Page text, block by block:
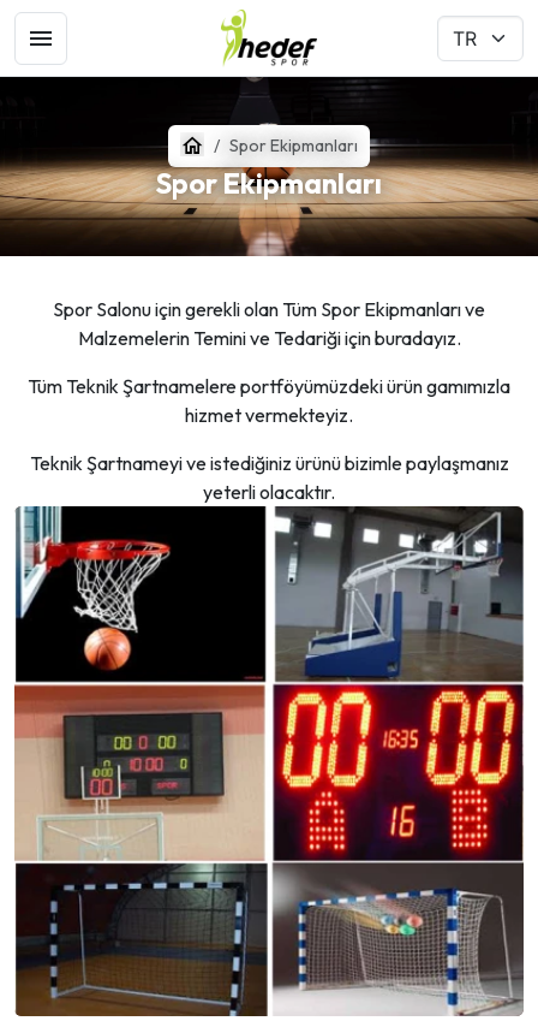
Spor Ekipmanları
Spor Ekipmanları
Spor Salonu için gerekli olan Tüm Spor Ekipmanları ve
Malzemelerin Temini ve Tedariği için buradayız.
Tüm Teknik Şartnamelere portföyümüzdeki ürün gamımızla
hizmet vermekteyiz.
Teknik Şartnameyi ve istediğiniz ürünü bizimle paylaşmanız
yeterli olacaktır.